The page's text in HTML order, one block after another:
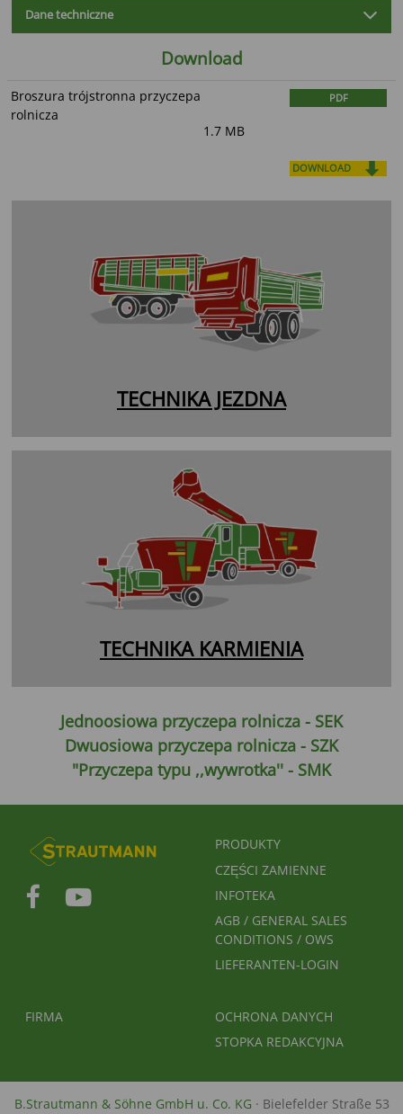
Dane techniczne
Download
Broszura trójstronna przyczepa
rolnicza
PDF
1.7 MB
DOWNLOAD
TECHNIKA JEZDNA
TECHNIKA KARMIENIA
Jednoosiowa przyczepa rolnicza - SEK
Dwuosiowa przyczepa rolnicza - SZK
"Przyczepa typu ,,wywrotka'' - SMK
FUSSBEREICHSMENÜ
PRODUKTY
CZĘŚCI ZAMIENNE
INFOTEKA
AGB / GENERAL SALES
CONDITIONS / OWS
LIEFERANTEN-LOGIN
FUSSBEREICH 2
FIRMA FUSSBEREICH 3
OCHRONA DANYCH
STOPKA REDAKCYJNA
B.Strautmann & Söhne GmbH u. Co. KG · Bielefelder Straße 53